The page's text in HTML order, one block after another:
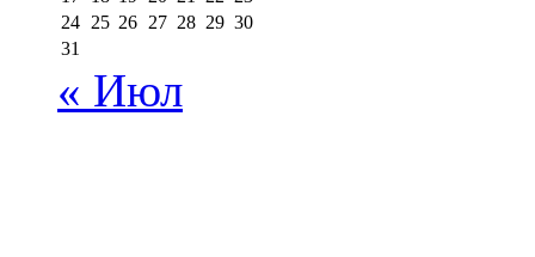
24 25 26 27 28 29 30
31
« Июл